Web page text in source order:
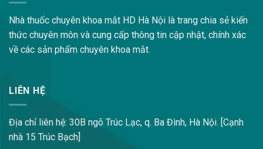
Nhà thuốc chuyên khoa mắt HD Hà Nội là trang chia sẻ kiến
thức chuyên môn và cung cấp thông tin cập nhật, chính xác
về các sản phẩm chuyên khoa mắt.
LIÊN HỆ
Địa chỉ liên hệ: 30B ngõ Trúc Lạc, q. Ba Đình, Hà Nội. [Cạnh
nhà 15 Trúc Bạch]